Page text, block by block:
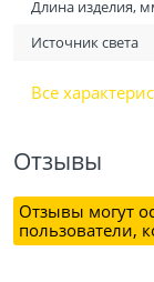
Длина изделия,
Источник света
Все
Отзывы
Отзывы могут
пользователи,